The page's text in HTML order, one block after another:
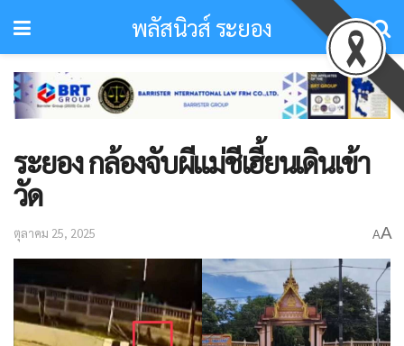
พลัสนิวส์ ระยอง
ระยอง กล้องจับผีแม่ชีเฮี้ยนเดินเข้า
วัด
ตุลาคม 25, 2025 AA